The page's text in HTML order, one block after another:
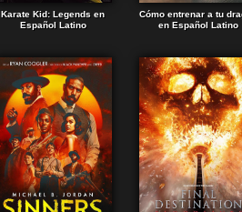
Karate Kid: Legends en
Español Latino
Cómo entrenar a tu
en Español Latino